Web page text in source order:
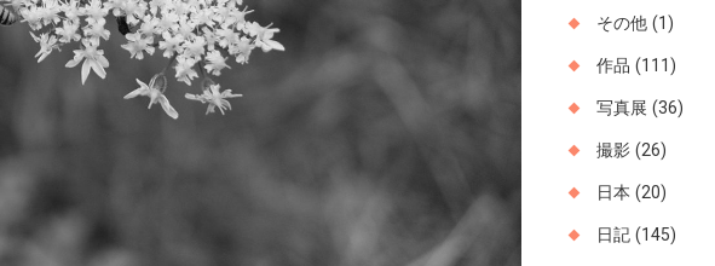
その他 (1)
作品 (111)
写真展 (36)
撮影 (26)
日本 (20)
日記 (145)